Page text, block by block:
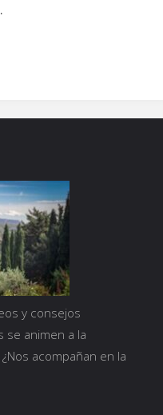
y consejos
se animen a la
acompañan en la